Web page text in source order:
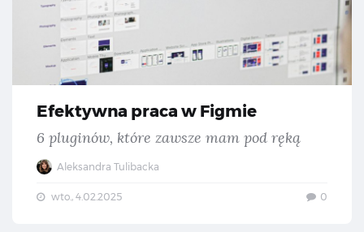
Efektywna praca w Figmie
6 pluginów, które zawsze mam pod ręką
Aleksandra Tulibacka
wto., 4.02.2025 0